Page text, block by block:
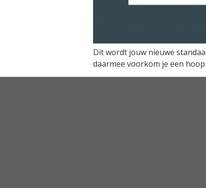
Dit wordt jouw nieuwe
daarmee voorkom je een